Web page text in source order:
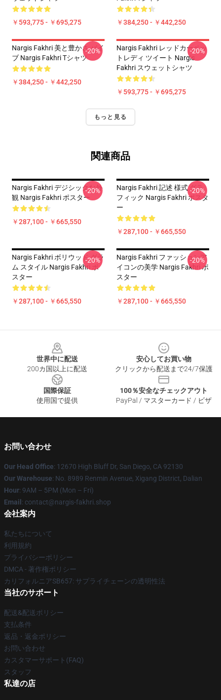
￥593,775 - ￥695,275 ￥384,250 - ￥442,250
Nargis Fakhri 美と豊かさ バイ
ブ Nargis Fakhri Tシャツ
￥384,250 - ￥442,250
-20%
Nargis Fakhri レッドカーペッ
トレディ ツイート Nargis
Fakhri スウェットシャツ
￥593,775 - ￥695,275
-20%
もっと見る
関連商品
Nargis Fakhri デジシックな外
観 Nargis Fakhri ポスター
￥287,100 - ￥665,550
-20%
Nargis Fakhri 記述 様式 グラ
フィック Nargis Fakhri ポスタ
ー
￥287,100 - ￥665,550
-20%
Nargis Fakhri ボリウッド グラ
ム スタイル Nargis Fakhri ポ
スター
￥287,100 - ￥665,550
-20%
Nargis Fakhri ファッションア
イコンの美学 Nargis Fakhri ポ
スター
￥287,100 - ￥665,550
-20%
世界中に配送
200カ国以上に配送
安心してお買い物
クリックから配送まで24/7保護
国際保証
使用国で提供
100％安全なチェックアウト
PayPal / マスターカード / ビザ
お問い合わせ
Our Head Office: 12670 High Bluff Dr, San Diego, CA 92130
Our Warehouse: No. 8989 Renmin Avenue, Xigang District, Dalian
Hour: 9AM – 5PM (Mon – Fri)
Email : contact@nargis-fakhri.shop
会社案内
私たちについて
利用規約
プライバシーポリシー
DMCA - 著作権ポリシー
カリフォルニアSB657: サプライチェーンの透明性法
当社のサポート
配送&配送ポリシー
支払条件
返品・返金ポリシー
お問い合わせ
カスタマーサポート(FAQ)
スタッフ
私達の店